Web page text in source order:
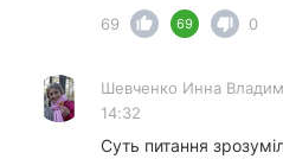
69
69 0
Шевченко Инна
14:32
Суть питання